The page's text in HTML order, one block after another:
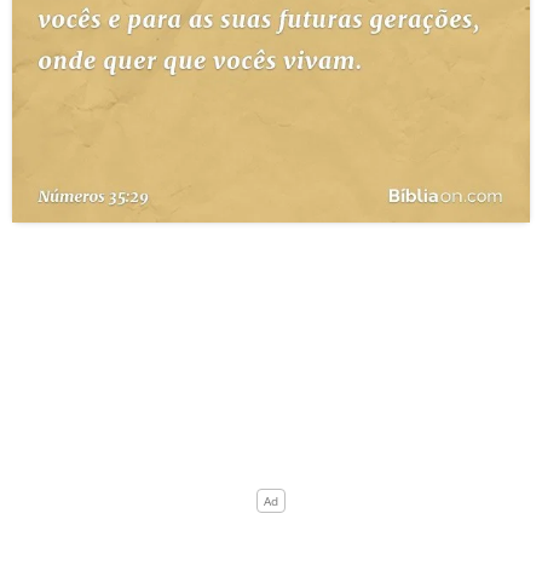
ESBOÇOS DE PREGAÇÃO
PERGUNTE À BÍBLIA
TERMO BÍBLICO